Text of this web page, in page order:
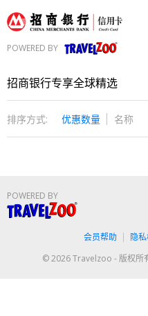
POWERED BY
招商银行专享全球精选
排序方式: 优惠数量 名称
POWERED BY
会员帮助 隐
© 2026 Travelzoo - 版权所